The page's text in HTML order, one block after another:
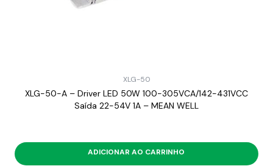
XLG-50
XLG-50-A – Driver LED 50W 100-305VCA/142-431VCC
Saída 22-54V 1A – MEAN WELL
ADICIONAR AO CARRINHO